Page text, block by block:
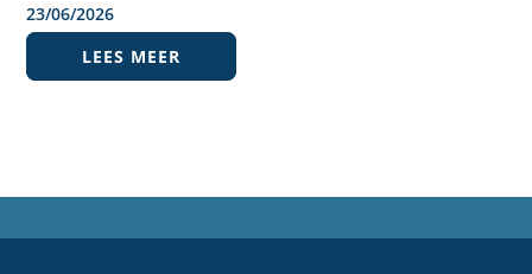
23/06/2026
LEES MEER